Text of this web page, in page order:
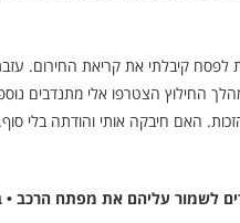
לפסח קיבלתי את קריאת החירום.
החילוץ הצטרפו אלי מתנדבים
האם חיבקה אותי והודתה בלי